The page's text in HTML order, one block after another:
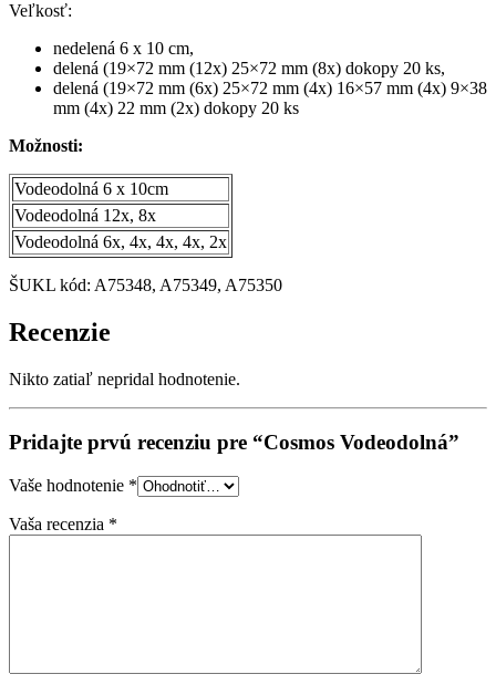
Veľkosť:
nedelená 6 x 10 cm,
delená (19×72 mm (12x) 25×72 mm (8x) dokopy 20 ks,
delená (19×72 mm (6x) 25×72 mm (4x) 16×57 mm (4x) 9×38
mm (4x) 22 mm (2x) dokopy 20 ks
Možnosti:
Vodeodolná 6 x 10cm
Vodeodolná 12x, 8x
Vodeodolná 6x, 4x, 4x, 4x, 2x
ŠUKL kód: A75348, A75349, A75350
Recenzie
Nikto zatiaľ nepridal hodnotenie.
Pridajte prvú recenziu pre “Cosmos Vodeodolná”
Vaše hodnotenie *
Vaša recenzia *